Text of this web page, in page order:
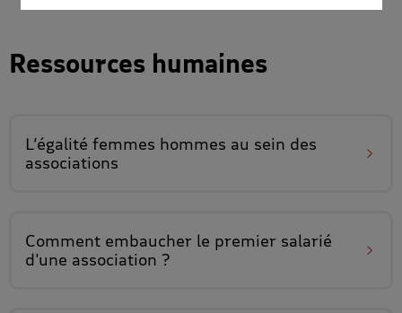
Ressources humaines
L’égalité femmes hommes au sein des
associations
Comment embaucher le premier salarié
d'une association ?